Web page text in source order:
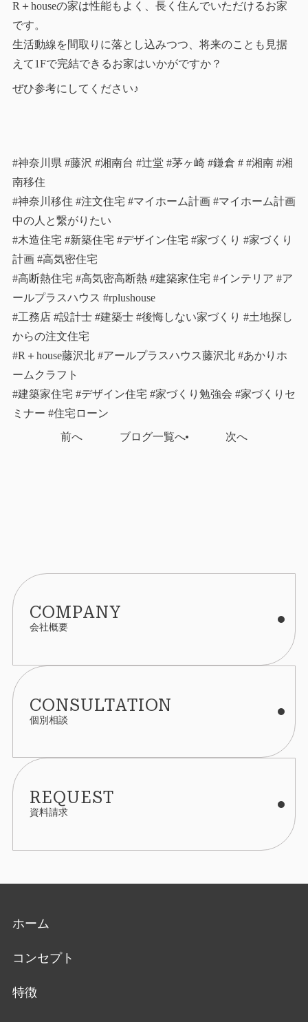
R＋houseの家は性能もよく、長く住んでいただけるお家
です。
生活動線を間取りに落とし込みつつ、将来のことも見据
えて1Fで完結できるお家はいかがですか？
ぜひ参考にしてください♪
#神奈川県 #藤沢 #湘南台 #辻堂 #茅ヶ崎 #鎌倉 # #湘南 #湘
南移住
#神奈川移住 #注文住宅 #マイホーム計画 #マイホーム計画
中の人と繋がりたい
#木造住宅 #新築住宅 #デザイン住宅 #家づくり #家づくり
計画 #高気密住宅
#高断熱住宅 #高気密高断熱 #建築家住宅 #インテリア #ア
ールプラスハウス #rplushouse
#工務店 #設計士 #建築士 #後悔しない家づくり #土地探し
からの注文住宅
#R＋house藤沢北 #アールプラスハウス藤沢北 #あかりホ
ームクラフト
#建築家住宅 #デザイン住宅 #家づくり勉強会 #家づくりセ
ミナー #住宅ローン
前へ
ブログ一覧へ 次へ
COMPANY
会社概要
CONSULTATION
個別相談
REQUEST
資料請求
ホーム
コンセプト
特徴